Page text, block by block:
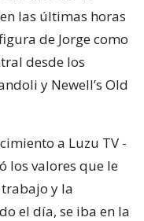
las últimas horas
de Jorge como
desde los
y Newell’s Old
a Luzu TV -
los valores que le
trabajo y la
el día, se iba en la